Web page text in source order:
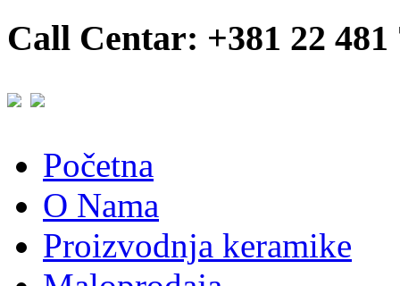
Call Centar: +381 22 481
Početna
O Nama
Proizvodnja keramike